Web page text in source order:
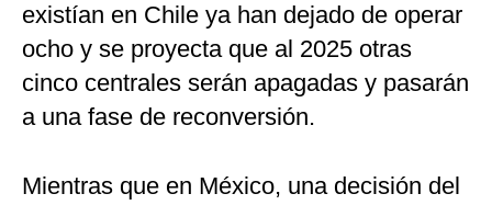
existían en Chile ya han dejado de operar
ocho y se proyecta que al 2025 otras
cinco centrales serán apagadas y pasarán
a una fase de reconversión.
Mientras que en México, una decisión del